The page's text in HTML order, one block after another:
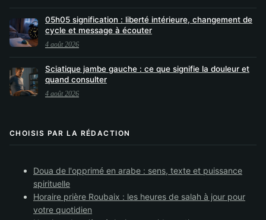
05h05 signification : liberté intérieure, changement de
cycle et message à écouter
4 août 2026
Sciatique jambe gauche : ce que signifie la douleur et
quand consulter
4 août 2026
CHOISIS PAR LA RÉDACTION
Doua de l'opprimé en arabe : sens, texte et puissance
spirituelle
Horaire prière Roubaix : les heures de salah à jour pour
votre quotidien